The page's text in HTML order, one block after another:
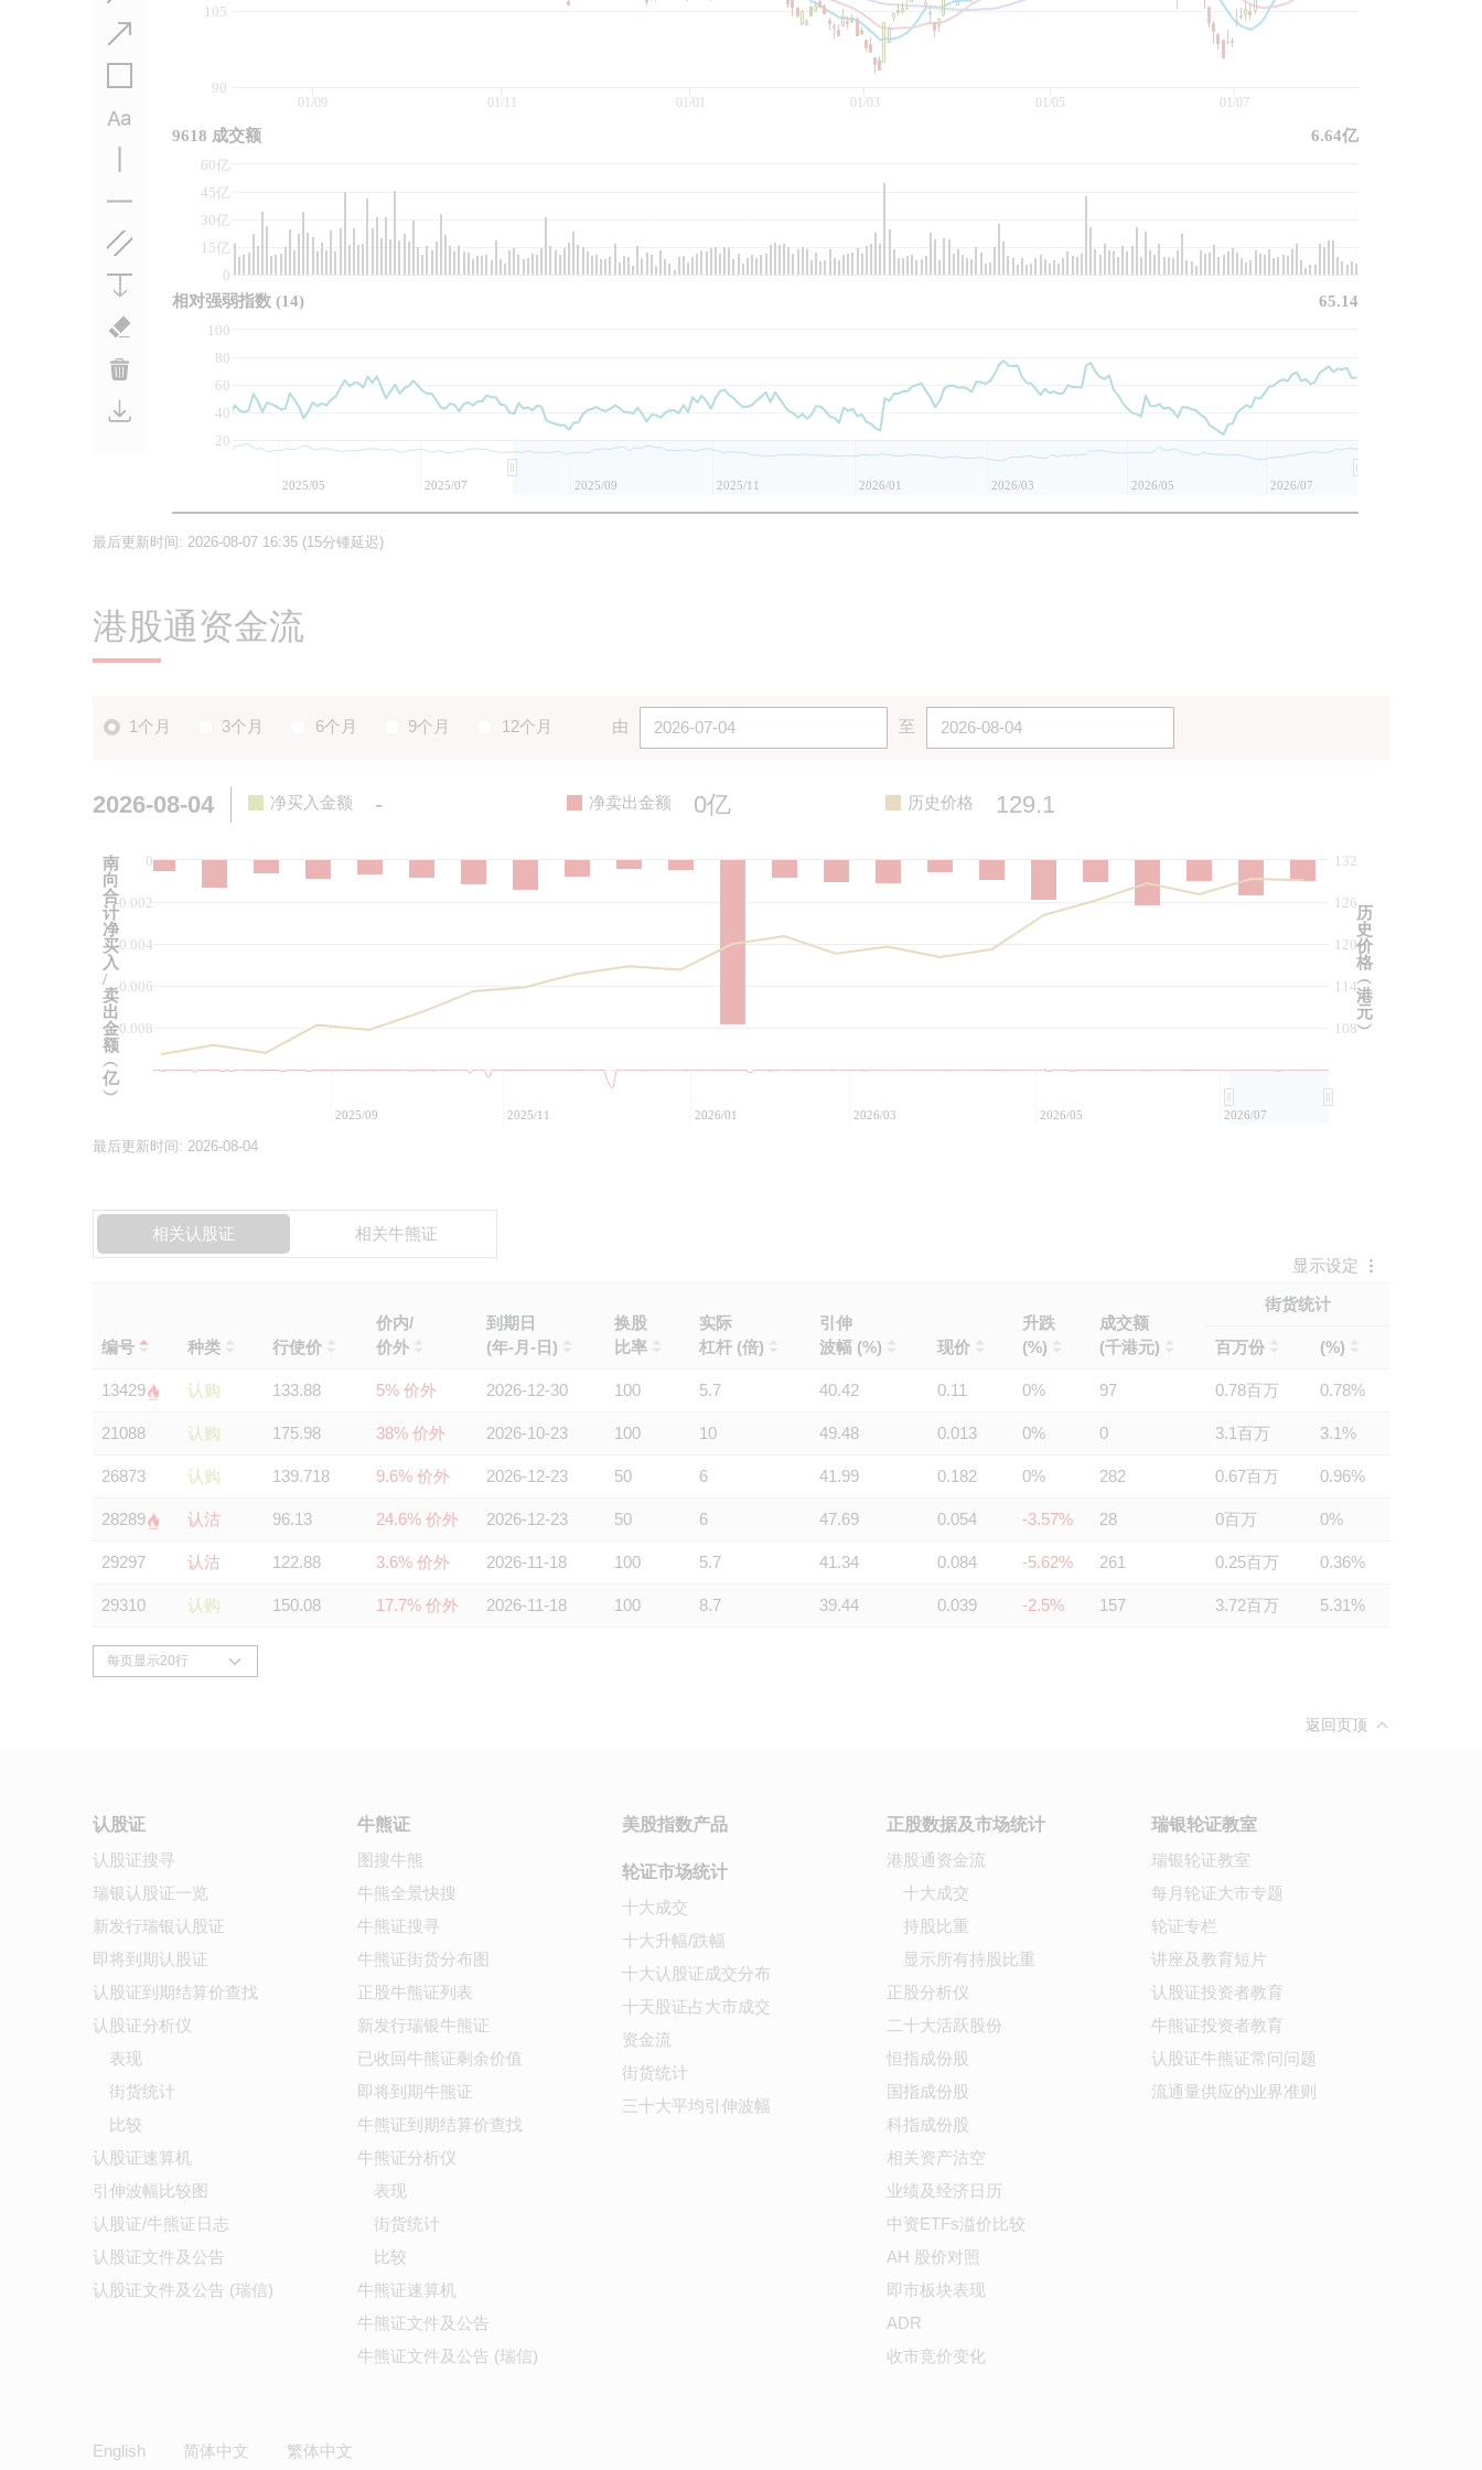
90
105
0
15亿
30亿
45亿
60亿
20
40
60
80
100
01/09 01/11 01/01 01/03 01/05 01/07
2025/05 2025/07 2025/09 2025/11 2026/01 2026/03 2026/05 2026/07
9618 成交额 6.64亿
相对强弱指数 (14) 65.14
最后更新时间: 2026-08-07 16:35 (15分锺延迟)
港股通资金流
1个月 3个月 6个月 9个月 12个月 由 至
2026-08-04 净买入金额 - 净卖出金额 0亿 历史价格 129.1
0
-0.008
-0.006
-0.004
-0.002
120
108
114
126
132
2025/09 2025/11 2026/01 2026/03 2026/05 2026/07
南
向
合
计
净
买
入
/
卖
出
金
额
︵
亿
︶
历
史
价
格
︵
港
元
︶
最后更新时间: 2026-08-04
相关认股证
相关牛熊证
显示设定
编号 种类 行使价
价内/
价外
到期日
(年-月-日)
换股
比率
实际
杠杆 (倍)
引伸
波幅 (%)
现价
升跌
(%)
成交额
(千港元)
街货统计
百万份 (%)
13429 认购 133.88 5% 价外 2026-12-30 100 5.7 40.42 0.11 0% 97 0.78百万 0.78%
21088 认购 175.98 38% 价外 2026-10-23 100 10 49.48 0.013 0% 0 3.1百万 3.1%
26873 认购 139.718 9.6% 价外 2026-12-23 50 6 41.99 0.182 0% 282 0.67百万 0.96%
28289 认沽 96.13 24.6% 价外 2026-12-23 50 6 47.69 0.054 -3.57% 28 0百万 0%
29297 认沽 122.88 3.6% 价外 2026-11-18 100 5.7 41.34 0.084 -5.62% 261 0.25百万 0.36%
29310 认购 150.08 17.7% 价外 2026-11-18 100 8.7 39.44 0.039 -2.5% 157 3.72百万 5.31%
返回页顶
认股证
认股证搜寻
瑞银认股证一览
新发行瑞银认股证
即将到期认股证
认股证到期结算价查找
认股证分析仪
表现
街货统计
比较
认股证速算机
引伸波幅比较图
认股证/牛熊证日志
认股证文件及公告
认股证文件及公告 (瑞信)
牛熊证
图搜牛熊
牛熊全景快搜
牛熊证搜寻
牛熊证街货分布图
正股牛熊证列表
新发行瑞银牛熊证
已收回牛熊证剩余价值
即将到期牛熊证
牛熊证到期结算价查找
牛熊证分析仪
表现
街货统计
比较
牛熊证速算机
牛熊证文件及公告
牛熊证文件及公告 (瑞信)
美股指数产品
轮证市场统计
十大成交
十大升幅/跌幅
十大认股证成交分布
十天股证占大市成交
资金流
街货统计
三十大平均引伸波幅
正股数据及市场统计
港股通资金流
十大成交
持股比重
显示所有持股比重
正股分析仪
二十大活跃股份
恒指成份股
国指成份股
科指成份股
相关资产沽空
业绩及经济日历
中资ETFs溢价比较
AH 股价对照
即市板块表现
ADR
收市竞价变化
瑞银轮证教室
瑞银轮证教室
每月轮证大市专题
轮证专栏
讲座及教育短片
认股证投资者教育
牛熊证投资者教育
认股证牛熊证常问问题
流通量供应的业界准则
English 简体中文 繁体中文